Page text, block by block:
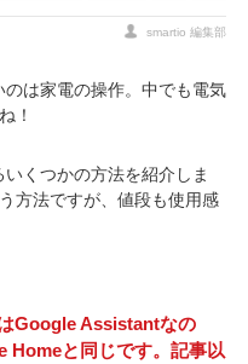
smartio 編集部
は家電の操作。中でも電気
！
くつかの方法を紹介しま
方法ですが、値段も使用感
Google Assistantなの
Homeと同じです。記事以